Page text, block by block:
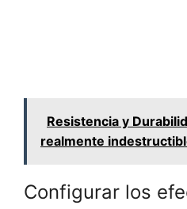
Resistencia y
realmente
Configurar los